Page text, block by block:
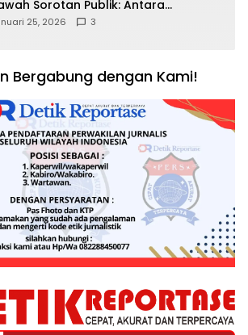
Sorotan Publik: Antara
Negara, Hak Konsumen,
25, 2026 3
Bergabung dengan Kami!